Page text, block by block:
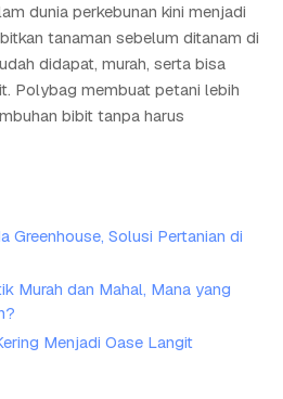
dunia perkebunan kini menjadi
tanaman sebelum ditanam di
didapat, murah, serta bisa
Polybag membuat petani lebih
bibit tanpa harus
Greenhouse, Solusi Pertanian di
Murah dan Mahal, Mana yang
Menjadi Oase Langit